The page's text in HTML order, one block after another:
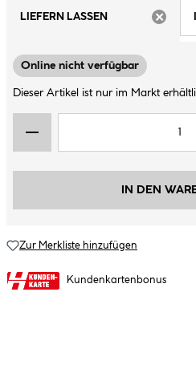
LIEFERN LASSEN
Online nicht verfügbar
Dieser Artikel ist nur im Markt
IN DEN
Zur Merkliste hinzufügen
Kundenkartenbonus